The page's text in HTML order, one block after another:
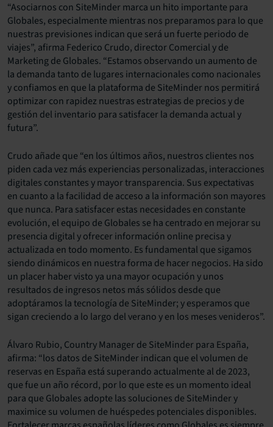
“Asociarnos con SiteMinder marca un hito importante para
Globales, especialmente mientras nos preparamos para lo que
nuestras previsiones indican que será un fuerte periodo de
viajes”, afirma Federico Crudo, director Comercial y de
Marketing de Globales. “Estamos observando un aumento de
la demanda tanto de lugares internacionales como nacionales
y confiamos en que la plataforma de SiteMinder nos permitirá
optimizar con rapidez nuestras estrategias de precios y de
gestión del inventario para satisfacer la demanda actual y
futura”.
Crudo añade que “en los últimos años, nuestros clientes nos
piden cada vez más experiencias personalizadas, interacciones
digitales constantes y mayor transparencia. Sus expectativas
en cuanto a la facilidad de acceso a la información son mayores
que nunca. Para satisfacer estas necesidades en constante
evolución, el equipo de Globales se ha centrado en mejorar su
presencia digital y ofrecer información online precisa y
actualizada en todo momento. Es fundamental que sigamos
siendo dinámicos en nuestra forma de hacer negocios. Ha sido
un placer haber visto ya una mayor ocupación y unos
resultados de ingresos netos más sólidos desde que
adoptáramos la tecnología de SiteMinder; y esperamos que
sigan creciendo a lo largo del verano y en los meses venideros”.
Álvaro Rubio, Country Manager de SiteMinder para España,
afirma: “los datos de SiteMinder indican que el volumen de
reservas en España está superando actualmente al de 2023,
que fue un año récord, por lo que este es un momento ideal
para que Globales adopte las soluciones de SiteMinder y
maximice su volumen de huéspedes potenciales disponibles.